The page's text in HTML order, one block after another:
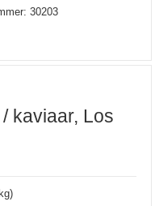
30203
kaviaar, Los